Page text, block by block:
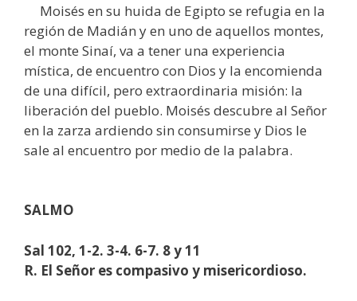
Moisés en su huida de Egipto se refugia en la
región de Madián y en uno de aquellos montes,
el monte Sinaí, va a tener una experiencia
mística, de encuentro con Dios y la encomienda
de una difícil, pero extraordinaria misión: la
liberación del pueblo. Moisés descubre al Señor
en la zarza ardiendo sin consumirse y Dios le
sale al encuentro por medio de la palabra.
SALMO
Sal 102, 1-2. 3-4. 6-7. 8 y 11
R. El Señor es compasivo y misericordioso.